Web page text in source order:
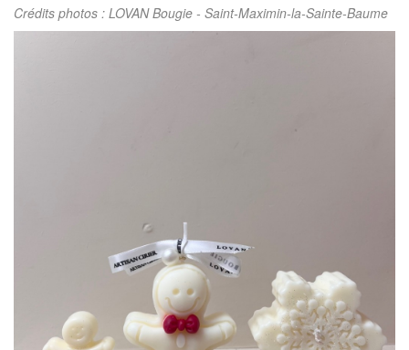
Crédits photos : LOVAN Bougie - Saint-Maximin-la-Sainte-Baume